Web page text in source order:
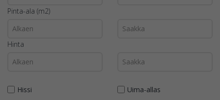
Pinta-ala (m2)
Hinta
Hissi
Uima-allas